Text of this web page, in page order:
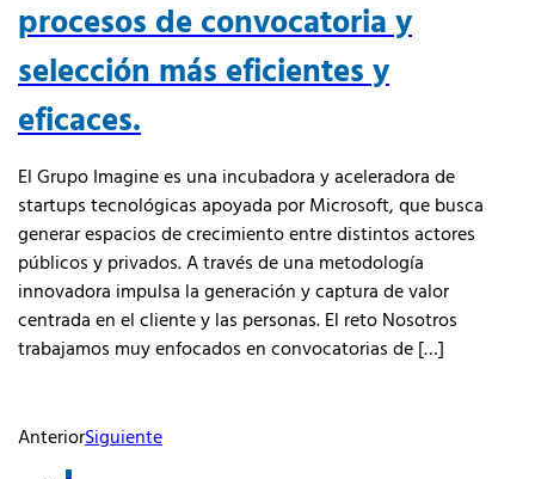
procesos de convocatoria y
selección más eficientes y
eficaces.
El Grupo Imagine es una incubadora y aceleradora de
startups tecnológicas apoyada por Microsoft, que busca
generar espacios de crecimiento entre distintos actores
públicos y privados. A través de una metodología
innovadora impulsa la generación y captura de valor
centrada en el cliente y las personas. El reto Nosotros
trabajamos muy enfocados en convocatorias de […]
AnteriorSiguiente